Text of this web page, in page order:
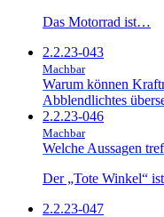
Das Motorrad ist…
2.2.23-043
Machbar
Warum können
Abblendlichtes
2.2.23-046
Machbar
Welche Aussagen
Der „Tote Winkel“
2.2.23-047